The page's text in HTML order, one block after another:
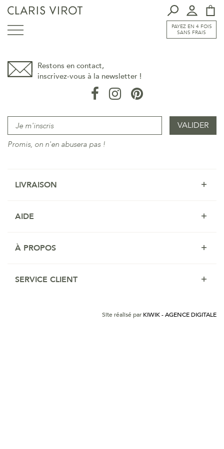
PAYEZ EN 4 FOIS
SANS FRAIS
Restons en contact,
inscrivez-vous à la newsletter !
Promis, on n'en abusera pas !
LIVRAISON
AIDE
À PROPOS
SERVICE CLIENT
Site réalisé par KIWIK - AGENCE DIGITALE